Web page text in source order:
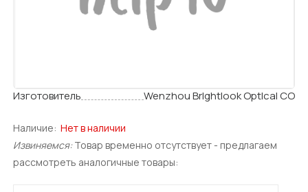
Изготовитель Wenzhou Brlghtlook Optlcal CO
Наличие: Нет в наличии
Извиняемся: Товар временно отсутствует - предлагаем
рассмотреть аналогичные товары: